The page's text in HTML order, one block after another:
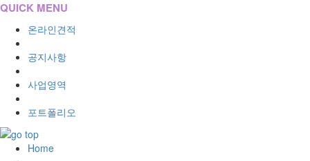
QUICK MENU
온라인견적
공지사항
사업영역
포트폴리오
Home